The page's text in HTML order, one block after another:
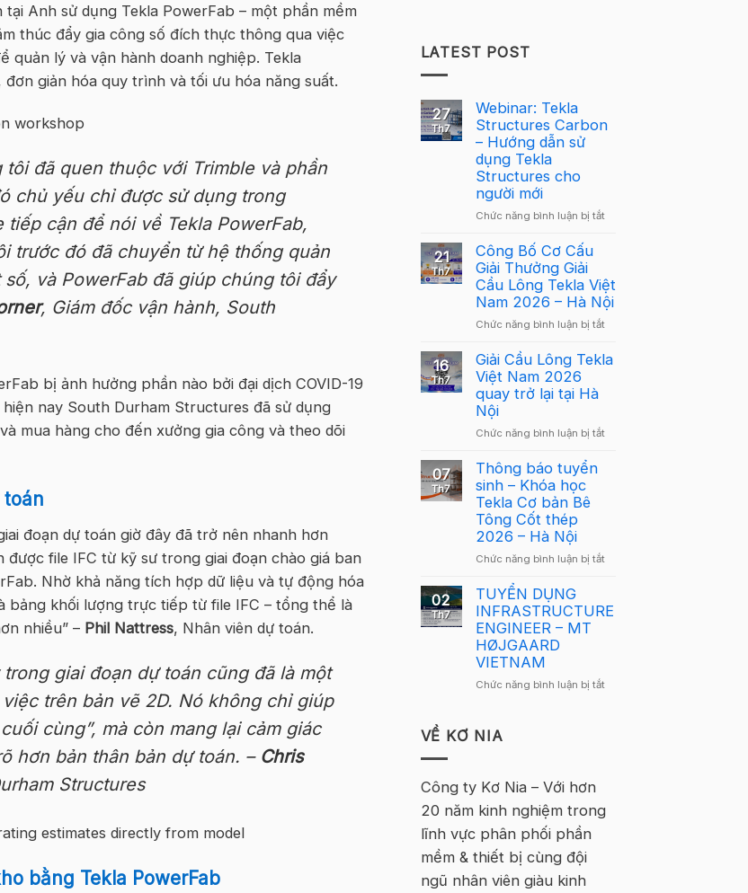
Anh sử dụng Tekla PowerFab – một phần mềm
thúc đẩy gia công số đích thực thông qua việc
lý và vận hành doanh nghiệp. Tekla
giản hóa quy trình và tối ưu hóa năng suất.
đã quen thuộc với Trimble và phần
chủ yếu chỉ được sử dụng trong
cận để nói về Tekla PowerFab,
trước đó đã chuyển từ hệ thống quản
và PowerFab đã giúp chúng tôi đẩy
, Giám đốc vận hành, South
bị ảnh hưởng phần nào bởi đại dịch COVID-19
nay South Durham Structures đã sử dụng
mua hàng cho đến xưởng gia công và theo dõi
đoạn dự toán giờ đây đã trở nên nhanh hơn
file IFC từ kỹ sư trong giai đoạn chào giá ban
Nhờ khả năng tích hợp dữ liệu và tự động hóa
bảng khối lượng trực tiếp từ file IFC – tổng thể là
nhiều” – Phil Nattress, Nhân viên dự toán.
giai đoạn dự toán cũng đã là một
trên bản vẽ 2D. Nó không chỉ giúp
cùng”, mà còn mang lại cảm giác
hơn bản thân bản dự toán. – Chris
Structures
bằng Tekla PowerFab
LATEST POST
27
Th7
Webinar: Tekla
Structures Carbon
– Hướng dẫn sử
dụng Tekla
Structures cho
người mới
Chức năng bình luận bị tắtở
Carbon
–
Hướng
dẫn
dụng
21
Th7
Công Bố Cơ Cấu
Giải Thưởng Giải
Cầu Lông Tekla Việt
Nam 2026 – Hà Nội
Chức năng bình luận bị tắtở
Bố
Giải
Hà
16
Th7
Giải Cầu Lông Tekla
Việt Nam 2026
quay trở lại tại Hà
Nội
Chức năng bình luận bị tắtở
quay
tại
07
Th7
Thông báo tuyển
sinh – Khóa học
Tekla Cơ bản Bê
Tông Cốt thép
2026 – Hà Nội
Chức năng bình luận bị tắtở
tuyển
Tekla
–
02
Th7
TUYỂN DỤNG
INFRASTRUCTURE
ENGINEER – MT
HØJGAARD
VIETNAM
Chức năng bình luận bị tắtở
VIETNAM
VỀ KƠ NIA
Công ty Kơ Nia – Với hơn
20 năm kinh nghiệm trong
lĩnh vực phân phối phần
mềm & thiết bị cùng đội
ngũ nhân viên giàu kinh